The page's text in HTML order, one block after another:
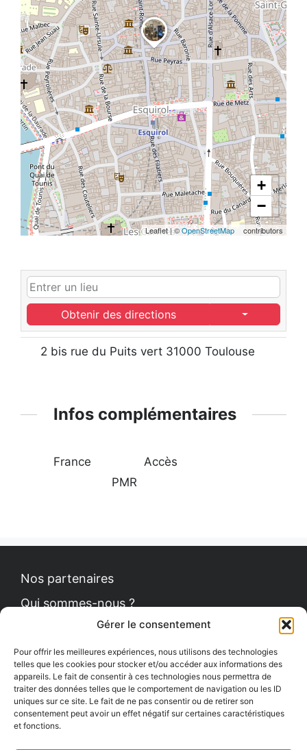
Gérer le consentement
Pour offrir les meilleures expériences, nous utilisons des technologies
telles que les cookies pour stocker et/ou accéder aux informations des
appareils. Le fait de consentir à ces technologies nous permettra de
traiter des données telles que le comportement de navigation ou les ID
uniques sur ce site. Le fait de ne pas consentir ou de retirer son
consentement peut avoir un effet négatif sur certaines caractéristiques
et fonctions.
+
−
Leaflet|©OpenStreetMap contributors
Obtenir des directions
2 bis rue du Puits vert 31000 Toulouse
Infos complémentaires
France
Accès
PMR
Nos partenaires
Qui sommes-nous ?
Politique de cookies
Le Petit News